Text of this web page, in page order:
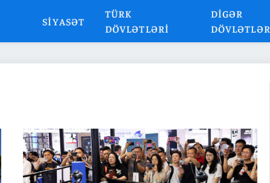
SIYASƏT
TÜRK
DÖVLƏTLƏRI
DIGƏR
DÖVLƏTLƏR